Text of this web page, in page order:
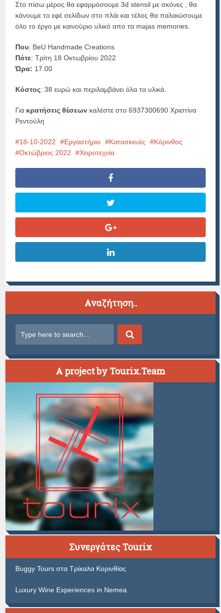
Στο πίσω μέρος θα εφαρμόσουμε 3d stensil με σκόνες , θα
κάνουμε το εφέ σελίδων στο πλάι και τέλος θα παλαιώσουμε
όλο το έργο με καινούριο υλικό απο τα majas memories.
Που: BeU Handmade Creations
Πότε: Τρίτη 18 Οκτωβρίου 2022
Ώρα: 17.00
Κόστος: 38 ευρώ και περιλαμβάνει όλα τα υλικά.
Για κρατήσεις θέσεων καλέστε στο 6937300690 Χριστίνα
Ρεντούλη
18-10-2022 Εργαστήριο Κατασκευές
Κόρινθος
Οκτώβριος 2022
Χειροτεχνία
Αναζήτηση..
A project by Tourix.Team
Συνεργάτες Tourix
Buggy Tours στα Τρίκαλα Κορινθίας
Luxury Wine Experiences in Nemea